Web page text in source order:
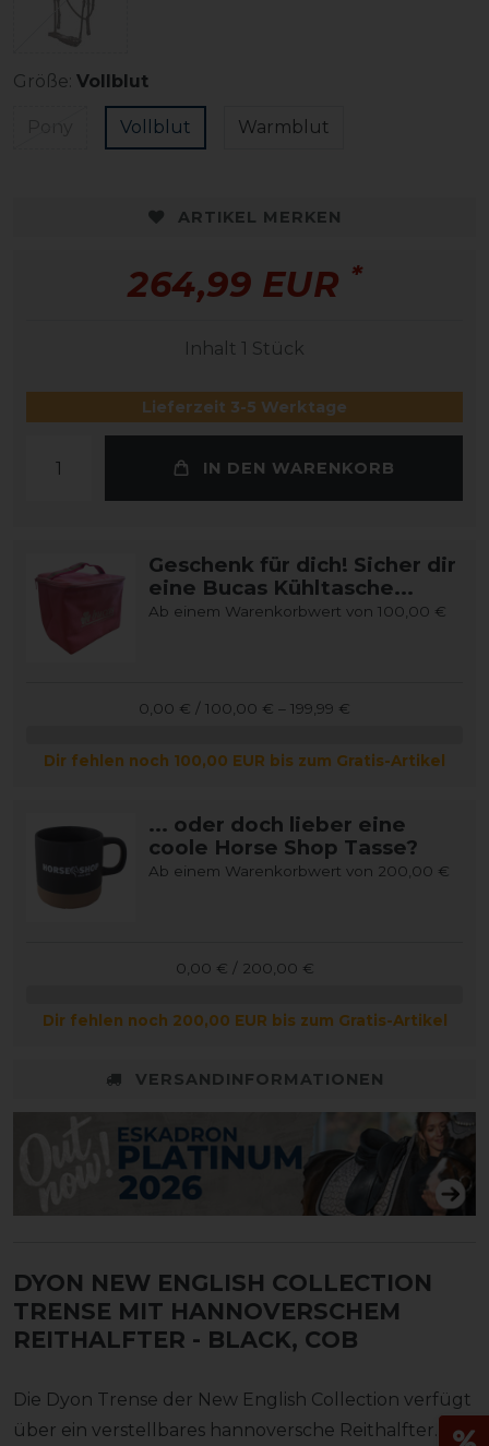
Größe: Vollblut
Vollblut Warmblut
ARTIKEL MERKEN
264,99 EUR *
Inhalt 1 Stück
Lieferzeit 3-5 Werktage
IN DEN WARENKORB
Geschenk für dich! Sicher dir
eine Bucas Kühltasche...
Ab einem Warenkorbwert von 100,00 €
0,00 € / 100,00 € – 199,99 €
Dir fehlen noch 100,00 EUR bis zum Gratis-Artikel
... oder doch lieber eine
coole Horse Shop Tasse?
Ab einem Warenkorbwert von 200,00 €
0,00 € / 200,00 €
Dir fehlen noch 200,00 EUR bis zum Gratis-Artikel
VERSANDINFORMATIONEN
DYON NEW ENGLISH COLLECTION
TRENSE MIT HANNOVERSCHEM
REITHALFTER - BLACK, COB
Die Dyon Trense der New English Collection verfügt
über ein verstellbares hannoversche Reithalfter. Der